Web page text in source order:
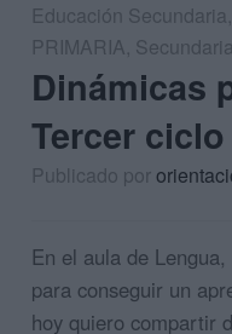
Educación Secundaria,
PRIMARIA, Secundaria
Dinámicas
Tercer ciclo
Publicado por
En el aula de
para conseguir un
hoy quiero compartir